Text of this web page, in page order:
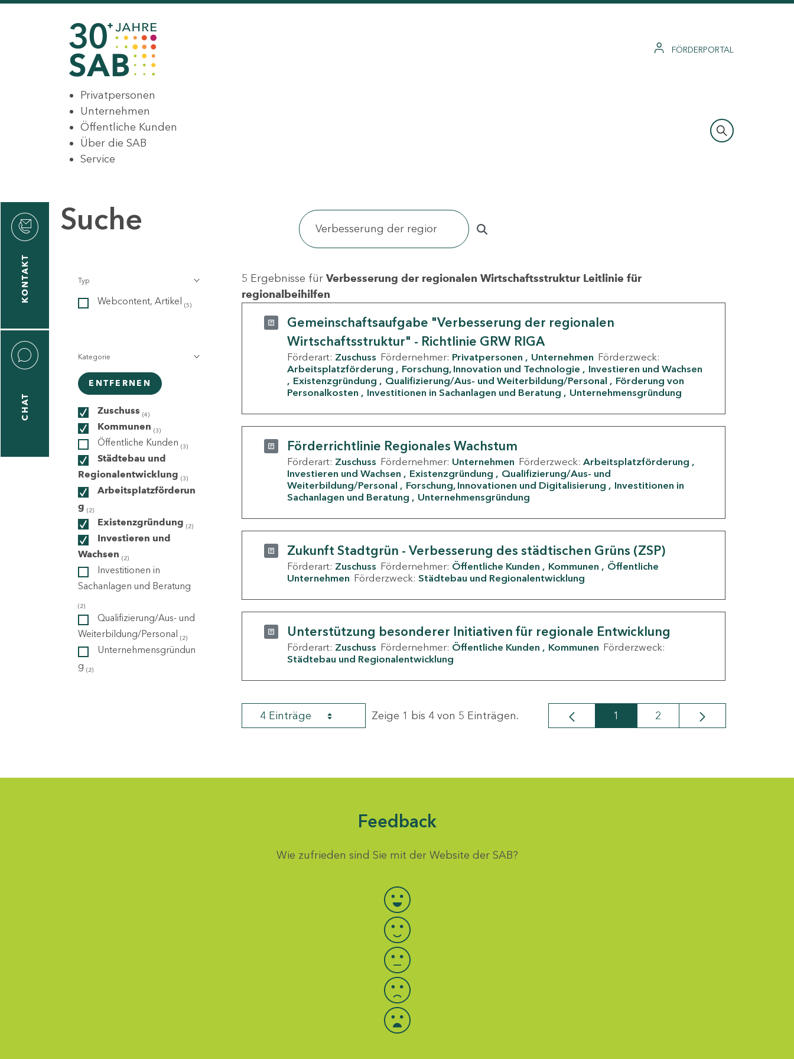
FÖRDERPORTAL
Privatpersonen
Unternehmen
Öffentliche Kunden
Über die SAB
Service
KONTAKT
CHAT
Suche
Typ
Webcontent, Artikel (5)
Kategorie
ENTFERNEN
Zuschuss (4)
Kommunen (3)
Öffentliche Kunden (3)
Städtebau und
Regionalentwicklung (3)
Arbeitsplatzförderun
g (2)
Existenzgründung (2)
Investieren und
Wachsen (2)
Investitionen in
Sachanlagen und Beratung
(2)
Qualifizierung/Aus- und
Weiterbildung/Personal (2)
Unternehmensgründun
g (2)
5 Ergebnisse für Verbesserung der regionalen Wirtschaftsstruktur Leitlinie für
regionalbeihilfen
Gemeinschaftsaufgabe "Verbesserung der regionalen
Wirtschaftsstruktur" - Richtlinie GRW RIGA
Förderart: Zuschuss Fördernehmer: Privatpersonen Unternehmen Förderzweck:
Arbeitsplatzförderung
Forschung, Innovation und Technologie
Investieren und Wachsen
Existenzgründung
Qualifizierung/Aus- und Weiterbildung/Personal
Förderung von
Personalkosten
Investitionen in Sachanlagen und Beratung Unternehmensgründung
Förderrichtlinie Regionales Wachstum
Förderart: Zuschuss Fördernehmer: Unternehmen Förderzweck: Arbeitsplatzförderung
Investieren und Wachsen
Existenzgründung
Qualifizierung/Aus- und
Weiterbildung/Personal
Forschung, Innovationen und Digitalisierung
Investitionen in
Sachanlagen und Beratung
Unternehmensgründung
Zukunft Stadtgrün - Verbesserung des städtischen Grüns (ZSP)
Förderart: Zuschuss Fördernehmer: Öffentliche Kunden Kommunen
Öffentliche
Unternehmen Förderzweck: Städtebau und Regionalentwicklung
Unterstützung besonderer Initiativen für regionale Entwicklung
Förderart: Zuschuss Fördernehmer: Öffentliche Kunden Kommunen Förderzweck:
Städtebau und Regionalentwicklung
4 Einträge Zeige 1 bis 4 von 5 Einträgen. Seite
1 Seite
2
Feedback
Wie zufrieden sind Sie mit der Website der SAB?
Bewertung auswählen